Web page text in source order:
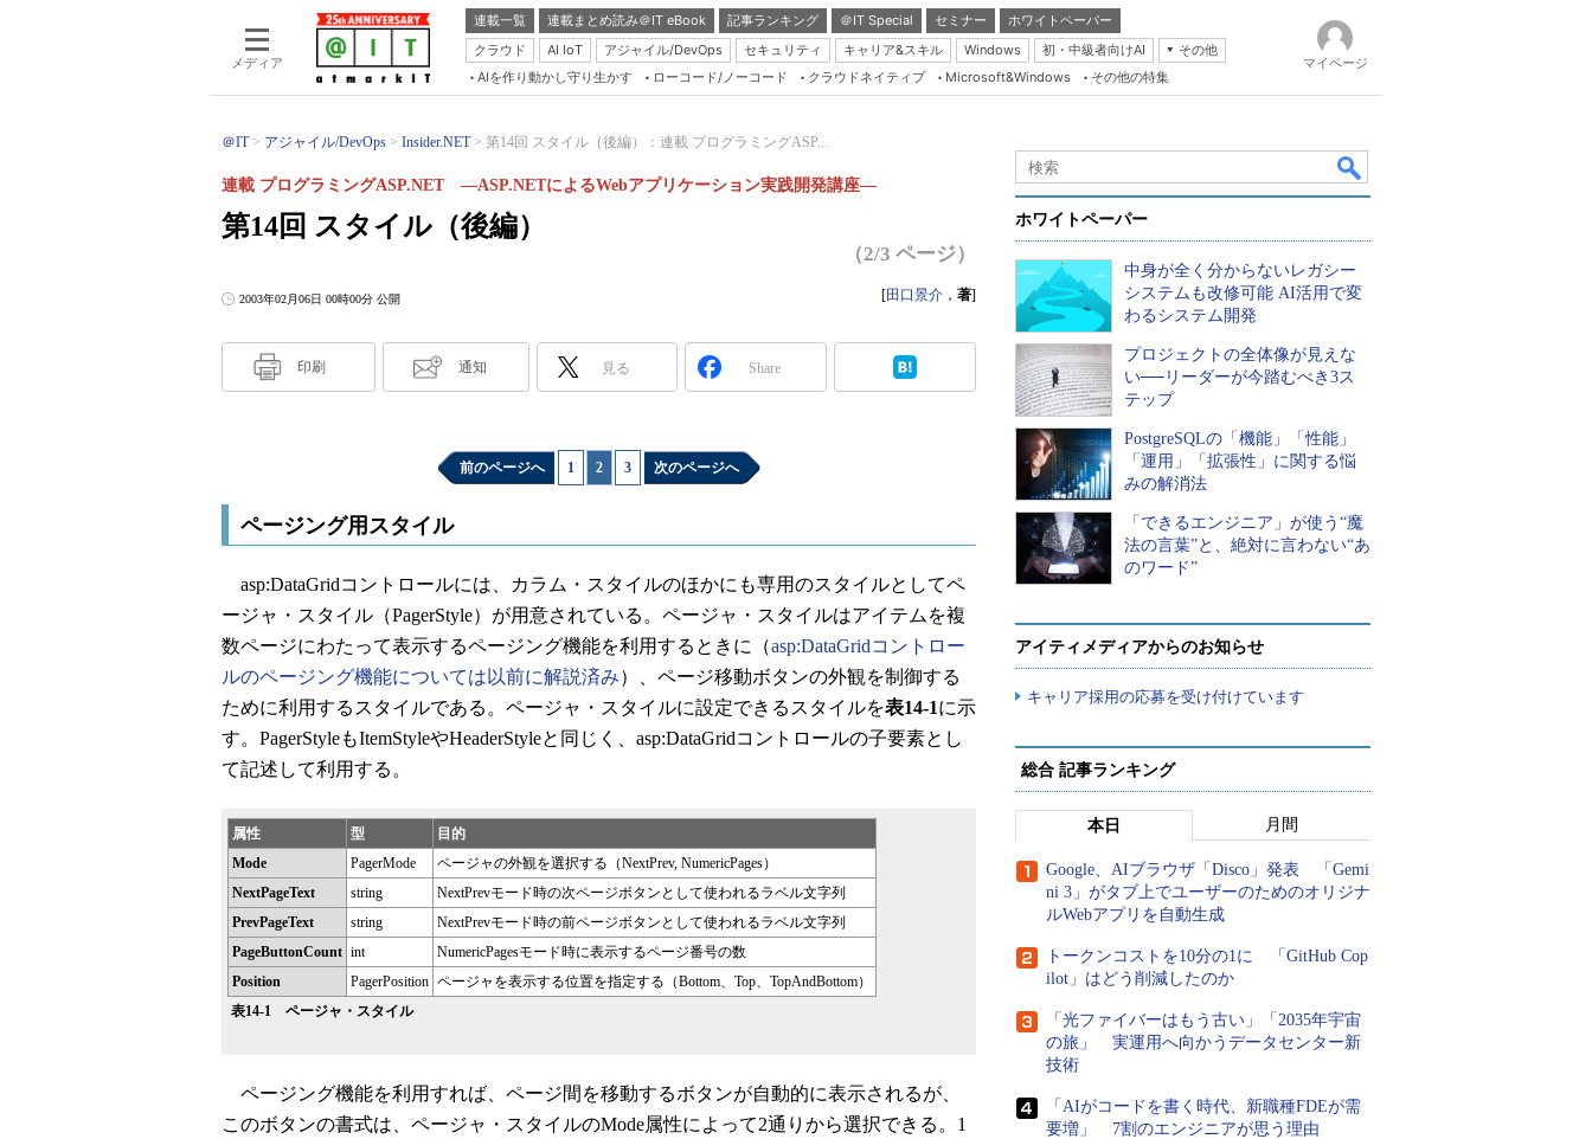
メディア
連載一覧 連載まとめ読み＠IT eBook 記事ランキング ＠IT Special セミナー
ホワイトペーパー
クラウド
AI IoT アジャイル/DevOps セキュリティ キャリア&スキル Windows 初・中級者向けAI
その他
Server & Storage
Database Expert
Master of IP Network
Security & Trust
AIを作り動かし守り生かす ローコード/ノーコード クラウドネイティブ Microsoft&Windows その他の特集
マイページ
＠IT アジャイル/DevOps Insider.NET 第14回 スタイル（後編）：連載 プログラミングASP...
第14回 スタイル（後編）
連載 プログラミングASP.NET ―ASP.NETによるWebアプリケーション実践開発講座―
（2/3 ページ）
2003年02月06日 00時00分 公開 [田口景介 ， 著]
印刷 通知 見る Share
前のページへ 1 2 3 次のページへ
ページング用スタイル
asp:DataGridコントロールには、カラム・スタイルのほかにも専用のスタイルとしてペ
ージャ・スタイル（PagerStyle）が用意されている。ページャ・スタイルはアイテムを複
数ページにわたって表示するページング機能を利用するときに（asp:DataGridコントロー
ルのページング機能については以前に解説済み）、ページ移動ボタンの外観を制御する
ために利用するスタイルである。ページャ・スタイルに設定できるスタイルを表14-1に示
す。PagerStyleもItemStyleやHeaderStyleと同じく、asp:DataGridコントロールの子要素とし
て記述して利用する。
属性 型
目的
Mode
PagerMode
ページャの外観を選択する（NextPrev, NumericPages）
NextPageText
string
NextPrevモード時の次ページボタンとして使われるラベル文字列
PrevPageText
string
NextPrevモード時の前ページボタンとして使われるラベル文字列
PageButtonCount int
NumericPagesモード時に表示するページ番号の数
Position
PagerPosition ページャを表示する位置を指定する（Bottom、Top、TopAndBottom）
表14-1 ページャ・スタイル
ページング機能を利用すれば、ページ間を移動するボタンが自動的に表示されるが、
このボタンの書式は、ページャ・スタイルのMode属性によって2通りから選択できる。1
ホワイトペーパー
中身が全く分からないレガシー
システムも改修可能 AI活用で変
わるシステム開発
プロジェクトの全体像が見えな
い──リーダーが今踏むべき3ス
テップ
PostgreSQLの「機能」「性能」
「運用」「拡張性」に関する悩
みの解消法
「できるエンジニア」が使う“魔
法の言葉”と、絶対に言わない“あ
のワード”
アイティメディアからのお知らせ
キャリア採用の応募を受け付けています
総合 記事ランキング
本日 月間
Google、AIブラウザ「Disco」発表 「Gemi
ni 3」がタブ上でユーザーのためのオリジナ
ルWebアプリを自動生成
トークンコストを10分の1に 「GitHub Cop
ilot」はどう削減したのか
「光ファイバーはもう古い」「2035年宇宙
の旅」 実運用へ向かうデータセンター新
技術
「AIがコードを書く時代、新職種FDEが需
要増」 7割のエンジニアが思う理由